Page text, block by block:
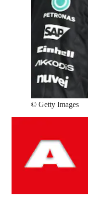
© Getty Images